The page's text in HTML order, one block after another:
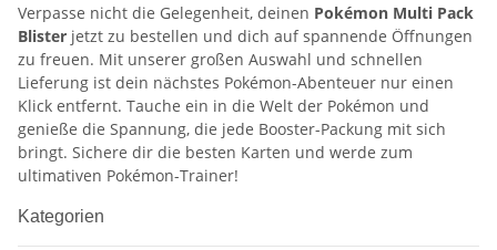
Verpasse nicht die Gelegenheit, deinen Pokémon Multi Pack
Blister jetzt zu bestellen und dich auf spannende Öffnungen
zu freuen. Mit unserer großen Auswahl und schnellen
Lieferung ist dein nächstes Pokémon-Abenteuer nur einen
Klick entfernt. Tauche ein in die Welt der Pokémon und
genieße die Spannung, die jede Booster-Packung mit sich
bringt. Sichere dir die besten Karten und werde zum
ultimativen Pokémon-Trainer!
Kategorien